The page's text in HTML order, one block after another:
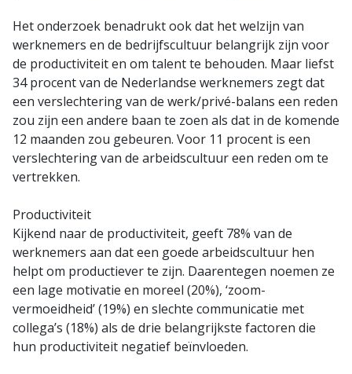
Het onderzoek benadrukt ook dat het welzijn van
werknemers en de bedrijfscultuur belangrijk zijn voor
de productiviteit en om talent te behouden. Maar liefst
34 procent van de Nederlandse werknemers zegt dat
een verslechtering van de werk/privé-balans een reden
zou zijn een andere baan te zoen als dat in de komende
12 maanden zou gebeuren. Voor 11 procent is een
verslechtering van de arbeidscultuur een reden om te
vertrekken.
Productiviteit
Kijkend naar de productiviteit, geeft 78% van de
werknemers aan dat een goede arbeidscultuur hen
helpt om productiever te zijn. Daarentegen noemen ze
een lage motivatie en moreel (20%), ‘zoom-
vermoeidheid’ (19%) en slechte communicatie met
collega’s (18%) als de drie belangrijkste factoren die
hun productiviteit negatief beïnvloeden.